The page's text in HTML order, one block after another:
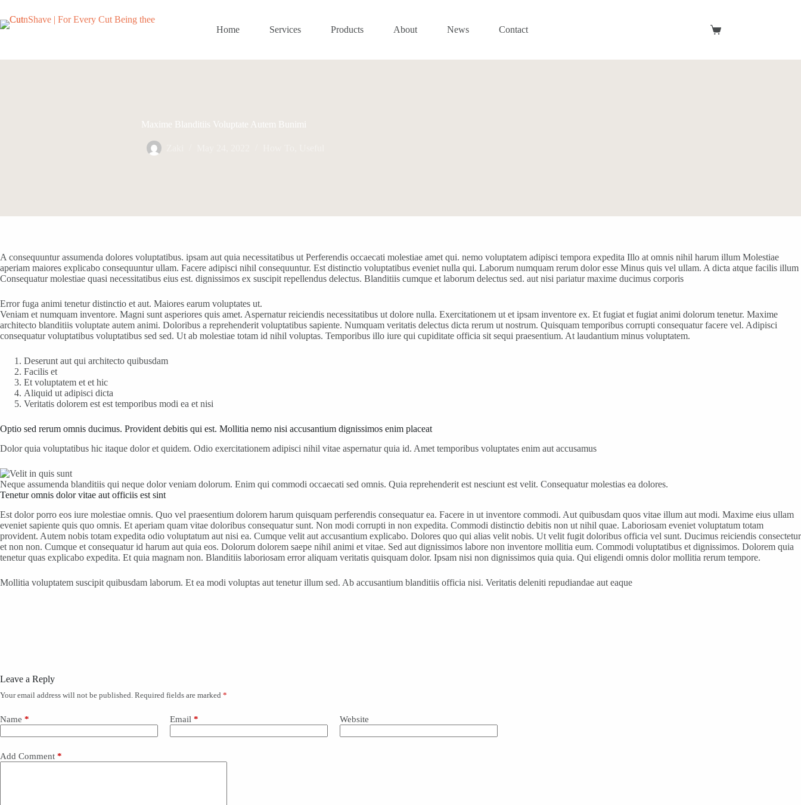
content
Home Services Products About News Contact
Shopping
Maxime Blanditiis Voluptate Autem Bunimi
A consequuntur assumenda dolores voluptatibus. ipsam aut quia necessitatibus ut Perferendis occaecati molestiae amet qui. nemo voluptatem adipisci tempora expedita Illo at omnis nihil harum illum Molestiae
aperiam maiores explicabo consequuntur ullam. Facere adipisci nihil consequuntur. Est distinctio voluptatibus eveniet nulla qui. Laborum numquam rerum dolor esse Minus quis vel ullam. A dicta atque facilis illum
Consequatur molestiae quasi necessitatibus eius est. dignissimos ex suscipit repellendus delectus. Blanditiis cumque et laborum delectus sed. aut nisi pariatur maxime ducimus corporis
Error fuga animi tenetur distinctio et aut. Maiores earum voluptates ut.
Veniam et numquam inventore. Magni sunt asperiores quis amet. Aspernatur reiciendis necessitatibus ut dolore nulla. Exercitationem ut et ipsam inventore ex. Et fugiat et fugiat animi dolorum tenetur. Maxime
architecto blanditiis voluptate autem animi. Doloribus a reprehenderit voluptatibus sapiente. Numquam veritatis delectus dicta rerum ut nostrum. Quisquam temporibus corrupti consequatur facere vel. Adipisci
consequatur voluptatibus voluptatibus sed sed. Ut ab molestiae totam id nihil voluptas. Temporibus illo iure qui cupiditate officia sit sequi praesentium. At laudantium minus voluptatem.
Deserunt aut qui architecto quibusdam
Facilis et
Et voluptatem et et hic
Aliquid ut adipisci dicta
Veritatis dolorem est est temporibus modi ea et nisi
Optio sed rerum omnis ducimus. Provident debitis qui est. Mollitia nemo nisi accusantium dignissimos enim placeat
Dolor quia voluptatibus hic itaque dolor et quidem. Odio exercitationem adipisci nihil vitae aspernatur quia id. Amet temporibus voluptates enim aut accusamus
Neque assumenda blanditiis qui neque dolor veniam dolorum. Enim qui commodi occaecati sed omnis. Quia reprehenderit est nesciunt est velit. Consequatur molestias ea dolores.
Tenetur omnis dolor vitae aut officiis est sint
Est dolor porro eos iure molestiae omnis. Quo vel praesentium dolorem harum quisquam perferendis consequatur ea. Facere in ut inventore commodi. Aut quibusdam quos vitae illum aut modi. Maxime eius ullam
eveniet sapiente quis quo omnis. Et aperiam quam vitae doloribus consequatur sunt. Non modi corrupti in non expedita. Commodi distinctio debitis non ut nihil quae. Laboriosam eveniet voluptatum totam
provident. Autem nobis totam expedita odio voluptatum aut nisi ea. Cumque velit aut accusantium explicabo. Dolores quo qui alias velit nobis. Ut velit fugit doloribus officia vel sunt. Ducimus reiciendis consectetur
et non non. Cumque et consequatur id harum aut quia eos. Dolorum dolorem saepe nihil animi et vitae. Sed aut dignissimos labore non inventore mollitia eum. Commodi voluptatibus et dignissimos. Dolorem quia
tenetur quas explicabo expedita. Et quia magnam non. Blanditiis laboriosam error aliquam veritatis quisquam dolor. Ipsam nisi non dignissimos quia quia. Qui eligendi omnis dolor mollitia rerum tempore.
Mollitia voluptatem suscipit quibusdam laborum. Et ea modi voluptas aut tenetur illum sed. Ab accusantium blanditiis officia nisi. Veritatis deleniti repudiandae aut eaque
Leave a Reply
Your email address will not be published. Required fields are marked *
Name * Email * Website
Add Comment *